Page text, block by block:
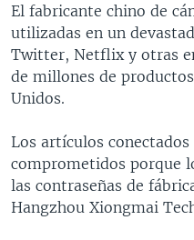
DEPORTIVO
NOTA ECONÓMICA
ENTRETENIMIENTO
Idiomas
El fabricante chino de
utilizadas en un
Twitter, Netflix y otras
de millones de
Unidos.
Los artículos
comprometidos porque
las contraseñas de
Hangzhou Xiongmai